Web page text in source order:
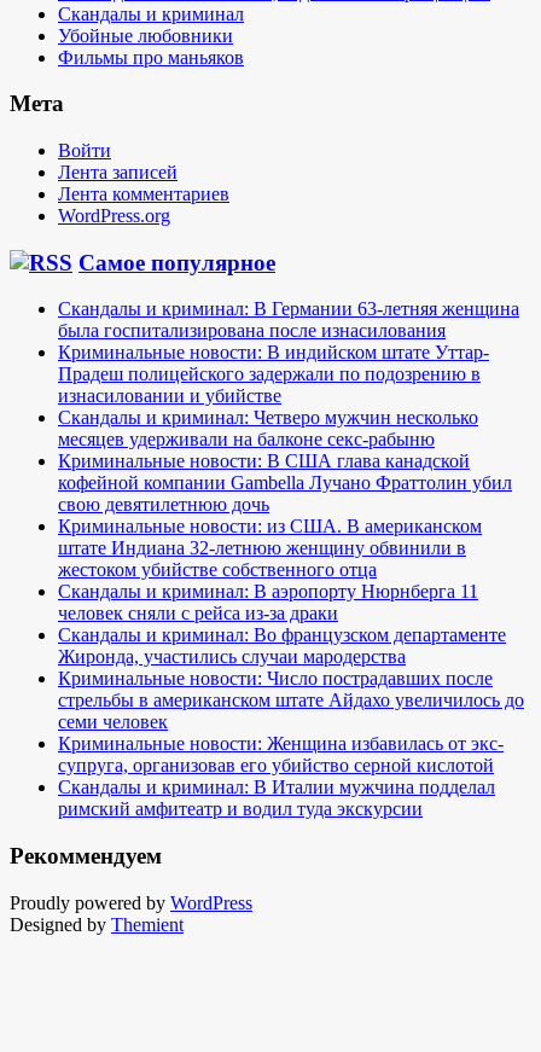
Скандалы и криминал
Убойные любовники
Фильмы про маньяков
Мета
Войти
Лента записей
Лента комментариев
WordPress.org
Самое популярное
Скандалы и криминал: В Германии 63-летняя женщина
была госпитализирована после изнасилования
Криминальные новости: В индийском штате Уттар-
Прадеш полицейского задержали по подозрению в
изнасиловании и убийстве
Скандалы и криминал: Четверо мужчин несколько
месяцев удерживали на балконе секс-рабыню
Криминальные новости: В США глава канадской
кофейной компании Gambella Лучано Фраттолин убил
свою девятилетнюю дочь
Криминальные новости: из США. В американском
штате Индиана 32-летнюю женщину обвинили в
жестоком убийстве собственного отца
Скандалы и криминал: В аэропорту Нюрнберга 11
человек сняли с рейса из-за драки
Скандалы и криминал: Во французском департаменте
Жиронда, участились случаи мародерства
Криминальные новости: Число пострадавших после
стрельбы в американском штате Айдахо увеличилось до
семи человек
Криминальные новости: Женщина избавилась от экс-
супруга, организовав его убийство серной кислотой
Скандалы и криминал: В Италии мужчина подделал
римский амфитеатр и водил туда экскурсии
Рекоммендуем
Proudly powered by WordPress
Designed by Themient